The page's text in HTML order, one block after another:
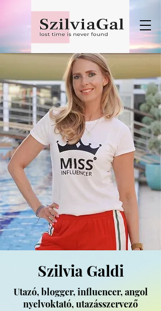
Szilvia Galdi
Utazó, blogger, influencer, angol
nyelvoktató, utazásszervező